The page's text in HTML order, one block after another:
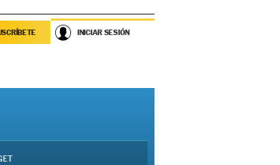
INICIAR SESIÓN